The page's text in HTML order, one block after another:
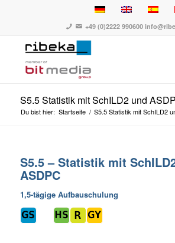
+49 (0)2222 990600
S5.5 Statistik mit SchILD2 und
Du bist hier: Startseite / S5.5 Statistik mit SchILD2
S5.5 – Statistik mit
ASDPC
1,5-tägige Aufbauschulung